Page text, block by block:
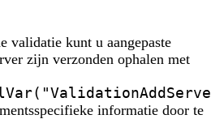
validatie kunt u aangepaste
zijn verzonden ophalen met
informatie door te